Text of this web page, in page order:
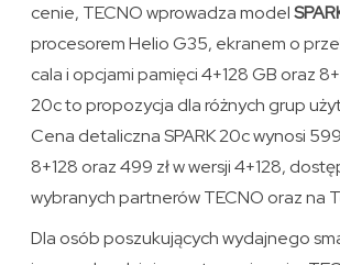
cenie, TECNO wprowadza model
procesorem Helio G35, ekranem o
cala i opcjami pamięci 4+128 GB oraz
20c to propozycja dla różnych grup
Cena detaliczna SPARK 20c wynosi 599
8+128 oraz 499 zł w wersji 4+128,
wybranych partnerów TECNO oraz na
Dla osób poszukujących wydajnego